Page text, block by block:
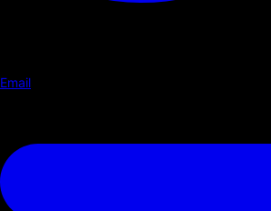
Email